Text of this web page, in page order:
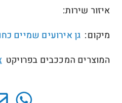
איזור שירות:
מיקום: גן אירועים שמיים
המוצרים המככבים בפרויקט